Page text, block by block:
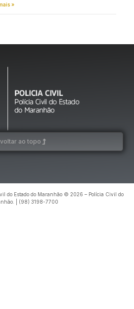
»
voltar ao topo
do Estado do Maranhão © 2026 – Polícia Civil do
| (98) 3198-7700